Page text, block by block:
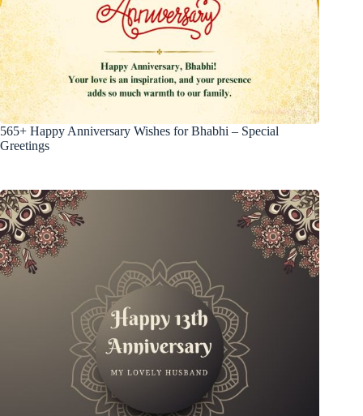
565+ Happy Anniversary Wishes for Bhabhi – Special
Greetings